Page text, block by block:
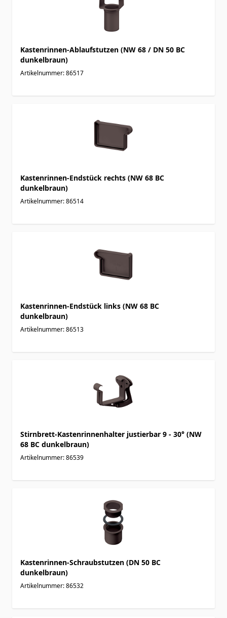
Kastenrinnen-Ablaufstutzen (NW 68 / DN 50 BC
dunkelbraun)
Artikelnummer: 86517
Kastenrinnen-Endstück rechts (NW 68 BC
dunkelbraun)
Artikelnummer: 86514
Kastenrinnen-Endstück links (NW 68 BC
dunkelbraun)
Artikelnummer: 86513
Stirnbrett-Kastenrinnenhalter justierbar 9 - 30° (NW
68 BC dunkelbraun)
Artikelnummer: 86539
Kastenrinnen-Schraubstutzen (DN 50 BC
dunkelbraun)
Artikelnummer: 86532